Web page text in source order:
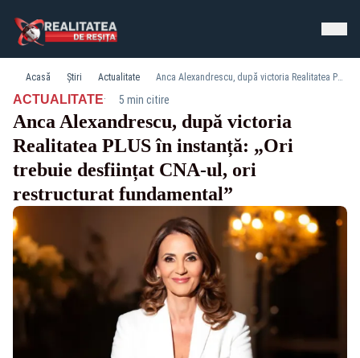
Acasă Știri Actualitate Anca Alexandrescu, după victoria Realitatea PLUS în instanță: „Ori trebuie desființat CNA-ul, ori restructurat fundamental”
ACTUALITATE· 5 min citire
Anca Alexandrescu, după victoria
Realitatea PLUS în instanță: „Ori
trebuie desființat CNA-ul, ori
restructurat fundamental”